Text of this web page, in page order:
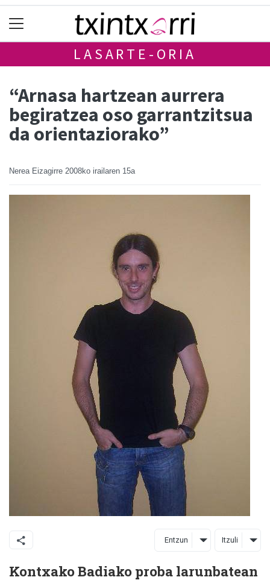
LASARTE-ORIA
“Arnasa hartzean aurrera
begiratzea oso garrantzitsua
da orientaziorako”
Nerea Eizagirre 2008ko irailaren 15a
Entzun Itzuli
Kontxako Badiako proba larunbatean